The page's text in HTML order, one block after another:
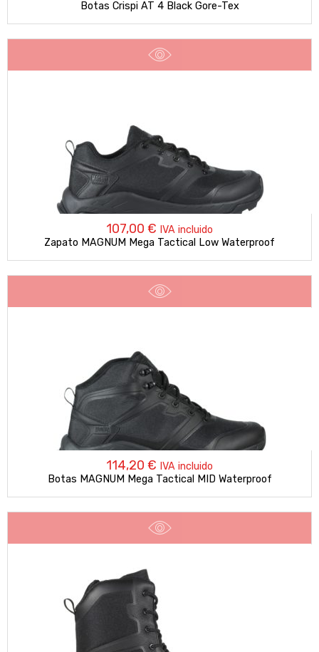
Botas Crispi AT 4 Black Gore-Tex
107,00 € IVA incluido
Zapato MAGNUM Mega Tactical Low Waterproof
114,20 € IVA incluido
Botas MAGNUM Mega Tactical MID Waterproof